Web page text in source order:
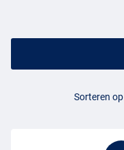
Sorteren op